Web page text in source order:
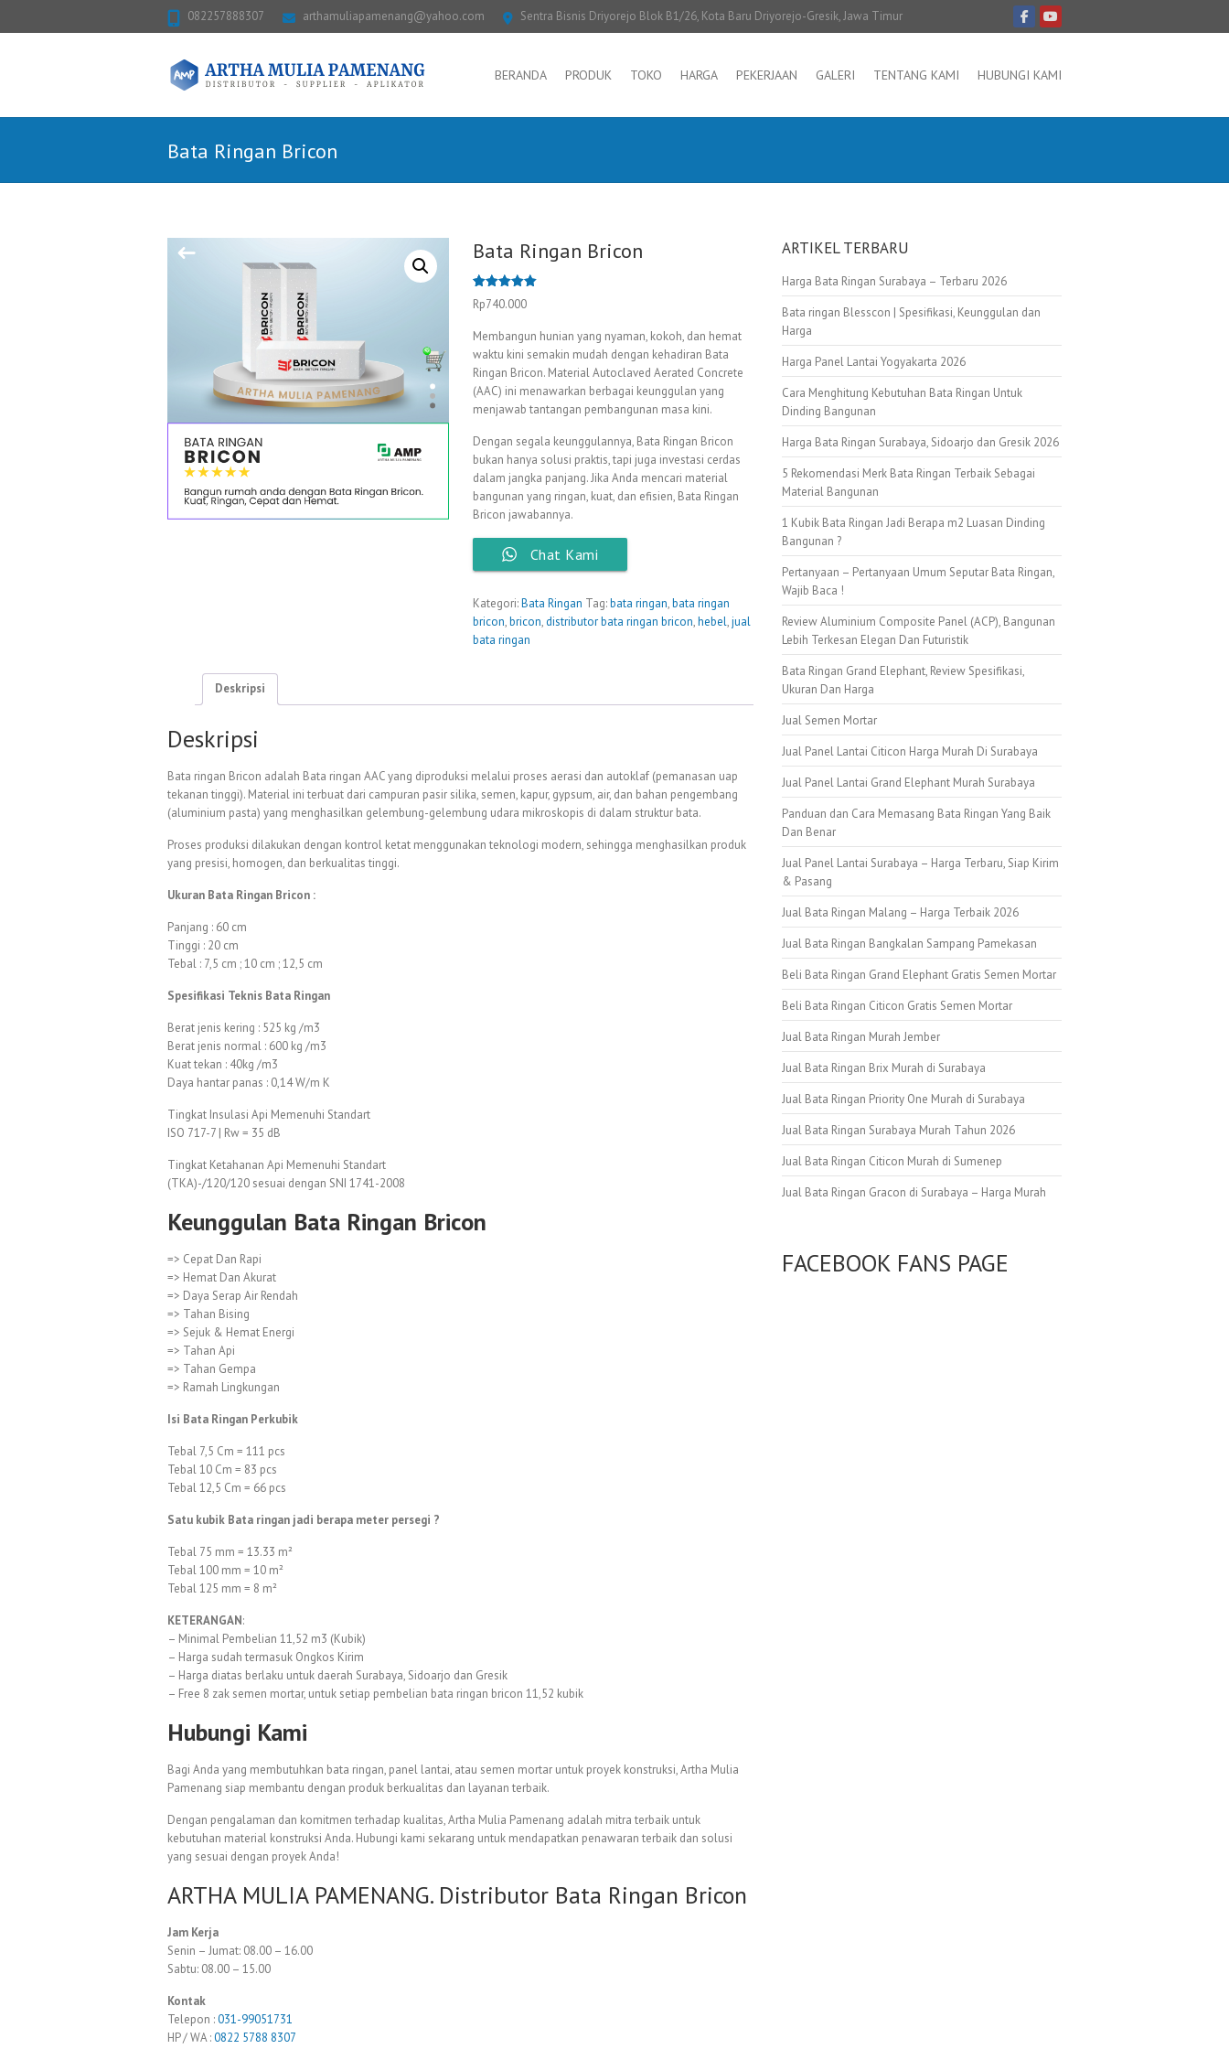
082257888307 arthamuliapamenang@yahoo.com Sentra Bisnis Driyorejo Blok B1/26, Kota Baru Driyorejo-Gresik, Jawa Timur
BERANDA PRODUK TOKO HARGA PEKERJAAN GALERI TENTANG KAMI HUBUNGI KAMI
Bata Ringan Bricon
Bata Ringan Bricon
Peringkat
5.00dari 5
n
1
penilaian
pelanggan
Rp740.000
Membangun hunian yang nyaman, kokoh, dan hemat
waktu kini semakin mudah dengan kehadiran Bata
Ringan Bricon. Material Autoclaved Aerated Concrete
(AAC) ini menawarkan berbagai keunggulan yang
menjawab tantangan pembangunan masa kini.
Dengan segala keunggulannya, Bata Ringan Bricon
bukan hanya solusi praktis, tapi juga investasi cerdas
dalam jangka panjang. Jika Anda mencari material
bangunan yang ringan, kuat, dan efisien, Bata Ringan
Bricon jawabannya.
Chat Kami
Kategori:Bata Ringan Tag:bata ringan,bata ringan
bricon,bricon,distributor bata ringan bricon,hebel,jual
bata ringan
Deskripsi
Deskripsi
Bata ringan Bricon adalah Bata ringan AAC yang diproduksi melalui proses aerasi dan autoklaf (pemanasan uap
tekanan tinggi). Material ini terbuat dari campuran pasir silika, semen, kapur, gypsum, air, dan bahan pengembang
(aluminium pasta) yang menghasilkan gelembung-gelembung udara mikroskopis di dalam struktur bata.
Proses produksi dilakukan dengan kontrol ketat menggunakan teknologi modern, sehingga menghasilkan produk
yang presisi, homogen, dan berkualitas tinggi.
Ukuran Bata Ringan Bricon :
Panjang : 60 cm
Tinggi : 20 cm
Tebal : 7,5 cm ; 10 cm ; 12,5 cm
Spesifikasi Teknis Bata Ringan
Berat jenis kering : 525 kg /m3
Berat jenis normal : 600 kg /m3
Kuat tekan : 40kg /m3
Daya hantar panas : 0,14 W/m K
Tingkat Insulasi Api Memenuhi Standart
ISO 717-7 | Rw = 35 dB
Tingkat Ketahanan Api Memenuhi Standart
(TKA)-/120/120 sesuai dengan SNI 1741-2008
Keunggulan Bata Ringan Bricon
=> Cepat Dan Rapi
=> Hemat Dan Akurat
=> Daya Serap Air Rendah
=> Tahan Bising
=> Sejuk & Hemat Energi
=> Tahan Api
=> Tahan Gempa
=> Ramah Lingkungan
Isi Bata Ringan Perkubik
Tebal 7,5 Cm = 111 pcs
Tebal 10 Cm = 83 pcs
Tebal 12,5 Cm = 66 pcs
Satu kubik Bata ringan jadi berapa meter persegi ?
Tebal 75 mm = 13.33 m²
Tebal 100 mm = 10 m²
Tebal 125 mm = 8 m²
KETERANGAN:
– Minimal Pembelian 11,52 m3 (Kubik)
– Harga sudah termasuk Ongkos Kirim
– Harga diatas berlaku untuk daerah Surabaya, Sidoarjo dan Gresik
– Free 8 zak semen mortar, untuk setiap pembelian bata ringan bricon 11,52 kubik
Hubungi Kami
Bagi Anda yang membutuhkan bata ringan, panel lantai, atau semen mortar untuk proyek konstruksi, Artha Mulia
Pamenang siap membantu dengan produk berkualitas dan layanan terbaik.
Dengan pengalaman dan komitmen terhadap kualitas, Artha Mulia Pamenang adalah mitra terbaik untuk
kebutuhan material konstruksi Anda. Hubungi kami sekarang untuk mendapatkan penawaran terbaik dan solusi
yang sesuai dengan proyek Anda!
ARTHA MULIA PAMENANG. Distributor Bata Ringan Bricon
Jam Kerja
Senin – Jumat: 08.00 – 16.00
Sabtu: 08.00 – 15.00
Kontak
Telepon :031-99051731
HP / WA :0822 5788 8307
ARTIKEL TERBARU
Harga Bata Ringan Surabaya – Terbaru 2026
Bata ringan Blesscon | Spesifikasi, Keunggulan dan
Harga
Harga Panel Lantai Yogyakarta 2026
Cara Menghitung Kebutuhan Bata Ringan Untuk
Dinding Bangunan
Harga Bata Ringan Surabaya, Sidoarjo dan Gresik 2026
5 Rekomendasi Merk Bata Ringan Terbaik Sebagai
Material Bangunan
1 Kubik Bata Ringan Jadi Berapa m2 Luasan Dinding
Bangunan ?
Pertanyaan – Pertanyaan Umum Seputar Bata Ringan,
Wajib Baca !
Review Aluminium Composite Panel (ACP), Bangunan
Lebih Terkesan Elegan Dan Futuristik
Bata Ringan Grand Elephant, Review Spesifikasi,
Ukuran Dan Harga
Jual Semen Mortar
Jual Panel Lantai Citicon Harga Murah Di Surabaya
Jual Panel Lantai Grand Elephant Murah Surabaya
Panduan dan Cara Memasang Bata Ringan Yang Baik
Dan Benar
Jual Panel Lantai Surabaya – Harga Terbaru, Siap Kirim
& Pasang
Jual Bata Ringan Malang – Harga Terbaik 2026
Jual Bata Ringan Bangkalan Sampang Pamekasan
Beli Bata Ringan Grand Elephant Gratis Semen Mortar
Beli Bata Ringan Citicon Gratis Semen Mortar
Jual Bata Ringan Murah Jember
Jual Bata Ringan Brix Murah di Surabaya
Jual Bata Ringan Priority One Murah di Surabaya
Jual Bata Ringan Surabaya Murah Tahun 2026
Jual Bata Ringan Citicon Murah di Sumenep
Jual Bata Ringan Gracon di Surabaya – Harga Murah
FACEBOOK FANS PAGE